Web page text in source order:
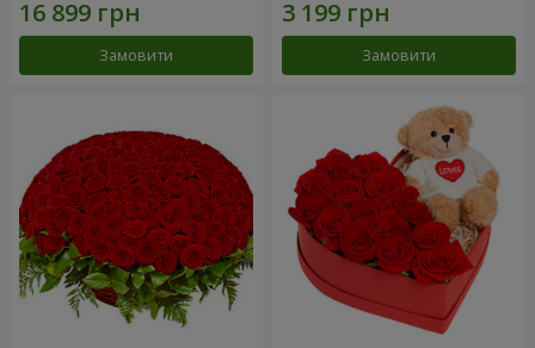
Замовити Замовити